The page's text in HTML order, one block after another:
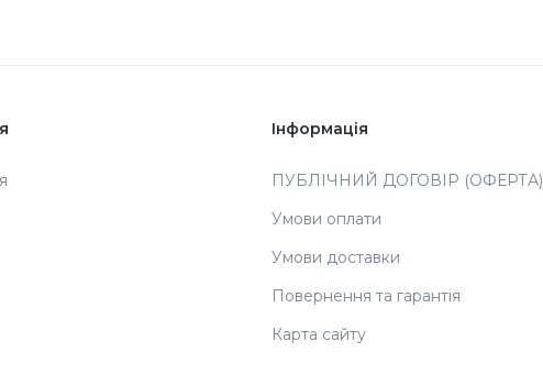
Інформація
ПУБЛІЧНИЙ ДОГОВІР (ОФЕРТА)
Умови оплати
Умови доставки
Повернення та гарантія
Карта сайту